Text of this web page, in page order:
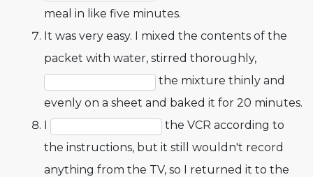
meal in like five minutes.
It was very easy. I mixed the contents of the
packet with water, stirred thoroughly,
the mixture thinly and
evenly on a sheet and baked it for 20 minutes.
I
the VCR according to
the instructions, but it still wouldn't record
anything from the TV, so I returned it to the